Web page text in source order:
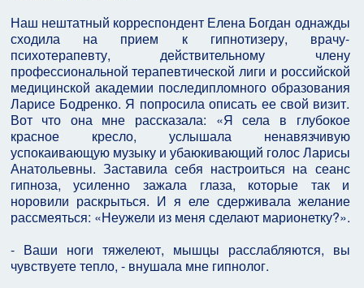
Наш нештатный корреспондент Елена Богдан однажды
сходила на прием к гипнотизеру, врачу-
психотерапевту, действительному члену
профессиональной терапевтической лиги и российской
медицинской академии последипломного образования
Ларисе Бодренко. Я попросила описать ее свой визит.
Вот что она мне рассказала: «Я села в глубокое
красное кресло, услышала ненавязчивую
успокаивающую музыку и убаюкивающий голос Ларисы
Анатольевны. Заставила себя настроиться на сеанс
гипноза, усиленно зажала глаза, которые так и
норовили раскрыться. И я еле сдерживала желание
рассмеяться: «Неужели из меня сделают марионетку?».
- Ваши ноги тяжелеют, мышцы расслабляются, вы
чувствуете тепло, - внушала мне гипнолог.